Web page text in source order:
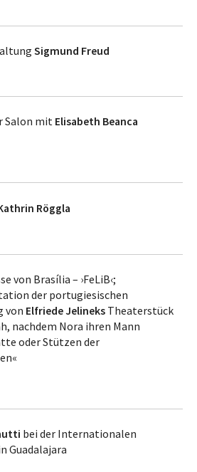
Sigmund Freud
Salon mit Elisabeth Beanca
Röggla
von Brasília – ›FeLiB‹;
der portugiesischen
von Elfriede Jelineks Theaterstück
nachdem Nora ihren Mann
oder Stützen der
bei der Internationalen
Guadalajara